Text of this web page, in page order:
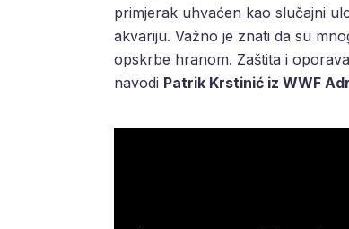
primjerak uhvaćen kao slučajni
akvariju. Važno je znati da su
opskrbe hranom. Zaštita i
navodi Patrik Krstinić iz WWF